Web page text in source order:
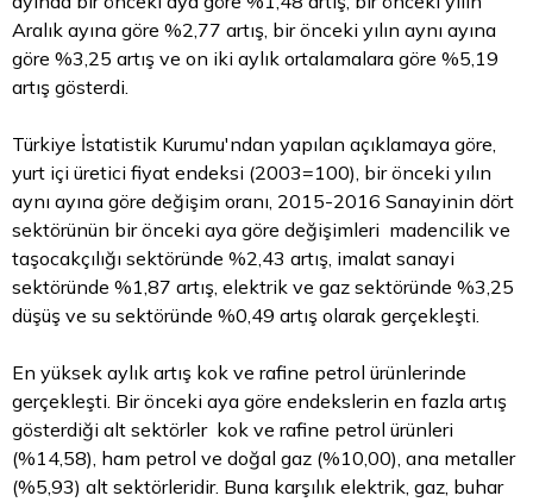
Aralık ayına göre %2,77 artış, bir önceki yılın aynı ayına
göre %3,25 artış ve on iki aylık ortalamalara göre %5,19
artış gösterdi.
Türkiye İstatistik Kurumu'ndan yapılan açıklamaya göre,
yurt içi üretici fiyat endeksi (2003=100), bir önceki yılın
aynı ayına göre değişim oranı, 2015-2016 Sanayinin dört
sektörünün bir önceki aya göre değişimleri madencilik ve
taşocakçılığı sektöründe %2,43 artış, imalat sanayi
sektöründe %1,87 artış, elektrik ve gaz sektöründe %3,25
düşüş ve su sektöründe %0,49 artış olarak gerçekleşti.
En yüksek aylık artış kok ve rafine petrol ürünlerinde
gerçekleşti. Bir önceki aya göre endekslerin en fazla artış
gösterdiği alt sektörler kok ve rafine petrol ürünleri
(%14,58), ham petrol ve doğal gaz (%10,00), ana metaller
(%5,93) alt sektörleridir. Buna karşılık elektrik, gaz, buhar